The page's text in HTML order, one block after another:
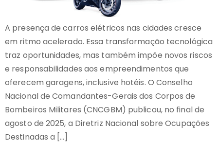
A presença de carros elétricos nas cidades cresce
em ritmo acelerado. Essa transformação tecnológica
traz oportunidades, mas também impõe novos riscos
e responsabilidades aos empreendimentos que
oferecem garagens, inclusive hotéis. O Conselho
Nacional de Comandantes-Gerais dos Corpos de
Bombeiros Militares (CNCGBM) publicou, no final de
agosto de 2025, a Diretriz Nacional sobre Ocupações
Destinadas a […]